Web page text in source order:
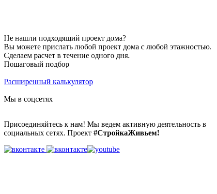
Не нашли подходящий проект дома?
Вы можете прислать любой проект дома с любой этажностью.
Сделаем расчет в течение одного дня.
Пошаговый подбор
Расширенный калькулятор
Мы в соцсетях
Присоединяйтесь к нам! Мы ведем активную деятельность в
социальных сетях. Проект #СтройкаЖивьем!